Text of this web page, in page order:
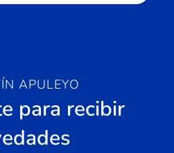
APULEYO
para recibir